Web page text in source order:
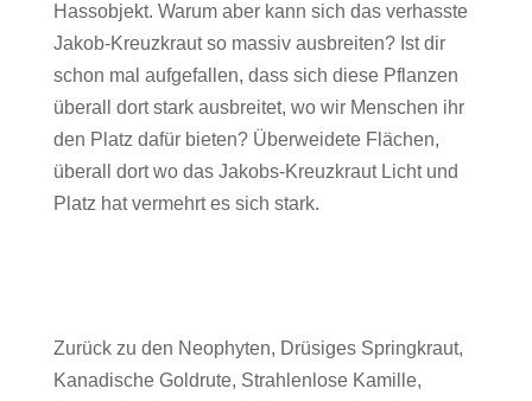
Hassobjekt. Warum aber kann sich das verhasste
Jakob-Kreuzkraut so massiv ausbreiten? Ist dir
schon mal aufgefallen, dass sich diese Pflanzen
überall dort stark ausbreitet, wo wir Menschen ihr
den Platz dafür bieten? Überweidete Flächen,
überall dort wo das Jakobs-Kreuzkraut Licht und
Platz hat vermehrt es sich stark.
Zurück zu den Neophyten, Drüsiges Springkraut,
Kanadische Goldrute, Strahlenlose Kamille,